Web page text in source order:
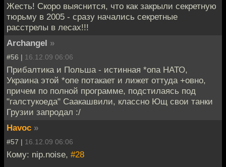
Жесть! Скоро выяснится, что как закрыли секретную
тюрьму в 2005 - сразу начались секретные
расстрелы в лесах!!!
Archangel »
#56 | 16.12.09 06:06
Прибалтика и Польша - истинная *опа НАТО,
Украина этой *опе потакает и лижет оттуда +овно,
причем по полной программе, подстилаясь под
"галстукоеда" Саакашвили, классно Ющ свои танки
Грузии запродал :/
Havoc »
#57 | 16.12.09 06:06
Кому: nip.noise, #28